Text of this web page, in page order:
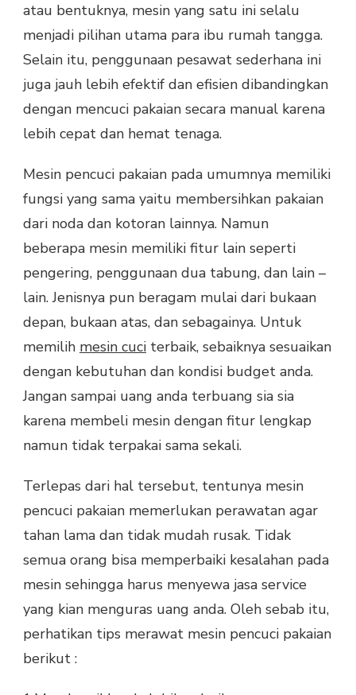
atau bentuknya, mesin yang satu ini selalu
menjadi pilihan utama para ibu rumah tangga.
Selain itu, penggunaan pesawat sederhana ini
juga jauh lebih efektif dan efisien dibandingkan
dengan mencuci pakaian secara manual karena
lebih cepat dan hemat tenaga.
Mesin pencuci pakaian pada umumnya memiliki
fungsi yang sama yaitu membersihkan pakaian
dari noda dan kotoran lainnya. Namun
beberapa mesin memiliki fitur lain seperti
pengering, penggunaan dua tabung, dan lain –
lain. Jenisnya pun beragam mulai dari bukaan
depan, bukaan atas, dan sebagainya. Untuk
memilih mesin cuci terbaik, sebaiknya sesuaikan
dengan kebutuhan dan kondisi budget anda.
Jangan sampai uang anda terbuang sia sia
karena membeli mesin dengan fitur lengkap
namun tidak terpakai sama sekali.
Terlepas dari hal tersebut, tentunya mesin
pencuci pakaian memerlukan perawatan agar
tahan lama dan tidak mudah rusak. Tidak
semua orang bisa memperbaiki kesalahan pada
mesin sehingga harus menyewa jasa service
yang kian menguras uang anda. Oleh sebab itu,
perhatikan tips merawat mesin pencuci pakaian
berikut :